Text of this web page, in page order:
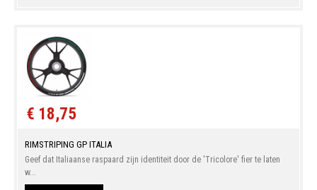
€ 18,75
RIMSTRIPING GP ITALIA
Geef dat Italiaanse raspaard zijn identiteit door de 'Tricolore' fier te laten
w...